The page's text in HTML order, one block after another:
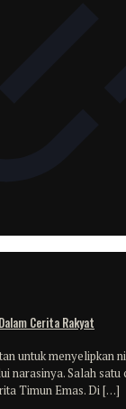
Cerita Rakyat
untuk menyelipkan
narasinya. Salah
Timun Emas. Di[…]